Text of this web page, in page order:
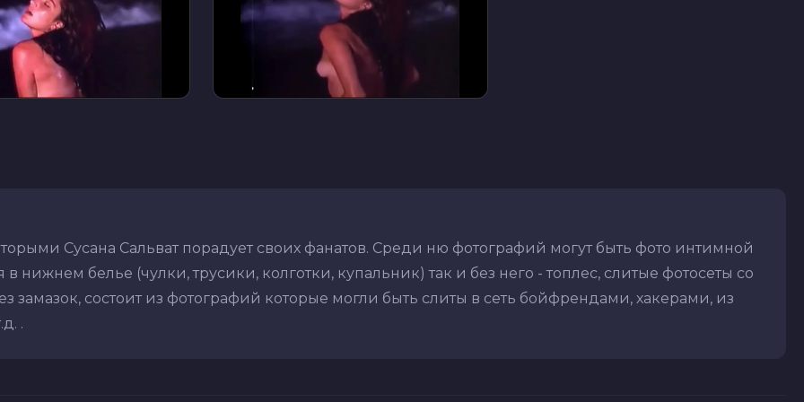
Сусана Сальват порадует своих фанатов. Среди ню фотографий могут быть фото интимной
белье (чулки, трусики, колготки, купальник) так и без него - топлес, слитые фотосеты со
состоит из фотографий которые могли быть слиты в сеть бойфрендами, хакерами, из
.